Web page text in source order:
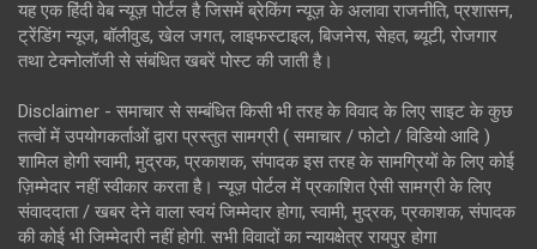
यह एक हिंदी वेब न्यूज़ पोर्टल है जिसमें ब्रेकिंग न्यूज़ के अलावा राजनीति, प्रशासन,
ट्रेंडिंग न्यूज, बॉलीवुड, खेल जगत, लाइफस्टाइल, बिजनेस, सेहत, ब्यूटी, रोजगार
तथा टेक्नोलॉजी से संबंधित खबरें पोस्ट की जाती है।
Disclaimer - समाचार से सम्बंधित किसी भी तरह के विवाद के लिए साइट के कुछ
तत्वों में उपयोगकर्ताओं द्वारा प्रस्तुत सामग्री ( समाचार / फोटो / विडियो आदि )
शामिल होगी स्वामी, मुद्रक, प्रकाशक, संपादक इस तरह के सामग्रियों के लिए कोई
ज़िम्मेदार नहीं स्वीकार करता है। न्यूज़ पोर्टल में प्रकाशित ऐसी सामग्री के लिए
संवाददाता / खबर देने वाला स्वयं जिम्मेदार होगा, स्वामी, मुद्रक, प्रकाशक, संपादक
की कोई भी जिम्मेदारी नहीं होगी. सभी विवादों का न्यायक्षेत्र रायपुर होगा